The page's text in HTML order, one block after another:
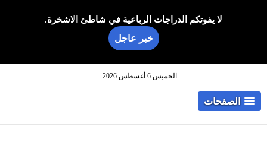
لا يفوتكم الدراجات الرباعية في شاطئ الاشخرة.
خبر عاجل
الخميس 6 أغسطس 2026
الصفحات